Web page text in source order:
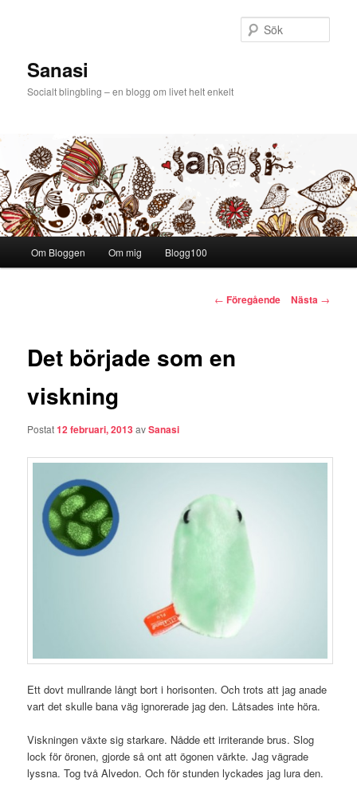
Sanasi
Socialt blingbling – en blogg om livet helt enkelt
Hoppa till huvudinnehåll
Om Bloggen Om mig Blogg100
Inläggsnavigering
← Föregående Nästa →
Det började som en
viskning
Postat12 februari, 2013avSanasi
Ett dovt mullrande långt bort i horisonten. Och trots att jag anade
vart det skulle bana väg ignorerade jag den. Låtsades inte höra.
Viskningen växte sig starkare. Nådde ett irriterande brus. Slog
lock för öronen, gjorde så ont att ögonen värkte. Jag vägrade
lyssna. Tog två Alvedon. Och för stunden lyckades jag lura den.